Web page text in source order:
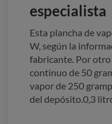
especialista
Esta plancha de
W, según la
fabricante. Por
continuo de 50
vapor de 250
del depósito.0,3